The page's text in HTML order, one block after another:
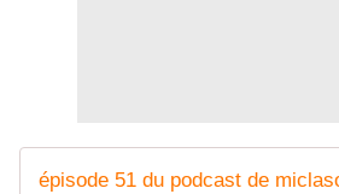
épisode 51 du podcast de